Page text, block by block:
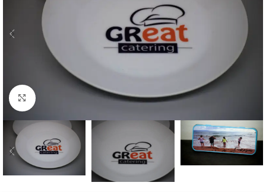
Κάντε κλικ για μεγέθυνση